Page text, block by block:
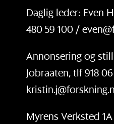
Daglig leder: Even
480 59 100 /
Annonsering og
Jobraaten, tlf 918
Myrens Verksted 1A